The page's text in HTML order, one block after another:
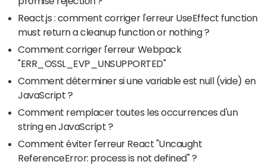
React.js : comment corriger l'erreur UseEffect function
must return a cleanup function or nothing ?
Comment corriger l'erreur Webpack
"ERR_OSSL_EVP_UNSUPPORTED"
Comment déterminer si une variable est null (vide) en
JavaScript ?
Comment remplacer toutes les occurrences d'un
string en JavaScript ?
Comment éviter l'erreur React "Uncaught
ReferenceError: process is not defined" ?